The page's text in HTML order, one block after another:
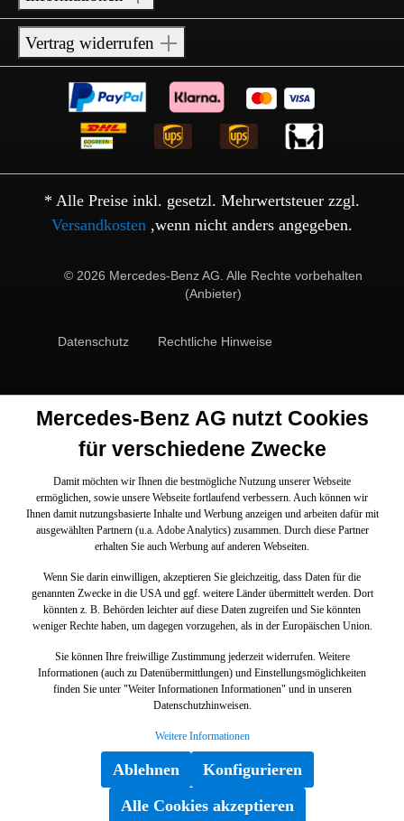
Vertrag widerrufen
* Alle Preise inkl. gesetzl. Mehrwertsteuer zzgl.
Versandkosten ,wenn nicht anders angegeben.
© 2026 Mercedes-Benz AG. Alle Rechte vorbehalten
(Anbieter)
Datenschutz Rechtliche Hinweise
Mercedes-Benz AG nutzt Cookies
für verschiedene Zwecke
Damit möchten wir Ihnen die bestmögliche Nutzung unserer Webseite
ermöglichen, sowie unsere Webseite fortlaufend verbessern. Auch können wir
Ihnen damit nutzungsbasierte Inhalte und Werbung anzeigen und arbeiten dafür mit
ausgewählten Partnern (u.a. Adobe Analytics) zusammen. Durch diese Partner
erhalten Sie auch Werbung auf anderen Webseiten.
Wenn Sie darin einwilligen, akzeptieren Sie gleichzeitig, dass Daten für die
genannten Zwecke in die USA und ggf. weitere Länder übermittelt werden. Dort
könnten z. B. Behörden leichter auf diese Daten zugreifen und Sie könnten
weniger Rechte haben, um dagegen vorzugehen, als in der Europäischen Union.
Sie können Ihre freiwillige Zustimmung jederzeit widerrufen. Weitere
Informationen (auch zu Datenübermittlungen) und Einstellungsmöglichkeiten
finden Sie unter "Weiter Informationen Informationen" und in unseren
Datenschutzhinweisen.
Weitere Informationen
Ablehnen
Konfigurieren
Alle Cookies akzeptieren